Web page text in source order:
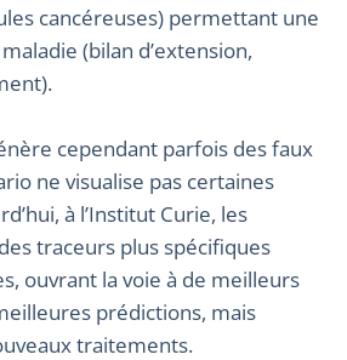
cancéreuses) permettant une
(bilan d’extension,
cependant parfois des faux
ne visualise pas certaines
à l’Institut Curie, les
traceurs plus spécifiques
ouvrant la voie à de meilleurs
prédictions, mais
traitements.